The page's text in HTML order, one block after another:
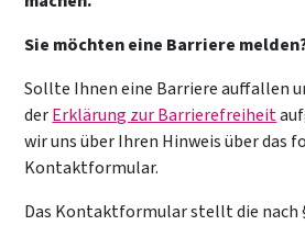
Sie möchten eine Barriere
Sollte Ihnen eine Barriere auffallen
derErklärung zur Barrierefreiheit
wir uns über Ihren Hinweis über das
Kontaktformular.
Das Kontaktformular stellt die nach